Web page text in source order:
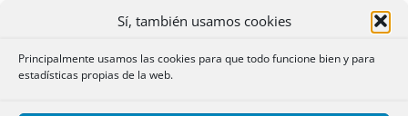
Sí, también usamos cookies
Principalmente usamos las cookies para que todo funcione bien y para
estadísticas propias de la web.
estas afecciones podrán cancelarse transcurridos diez años
desde la fecha de la nota marginal que las contenga, siempre
que no conste en el Registro asiento alguno sobre reclamación
por la Administración competente del Impuesto a cuyo pago se